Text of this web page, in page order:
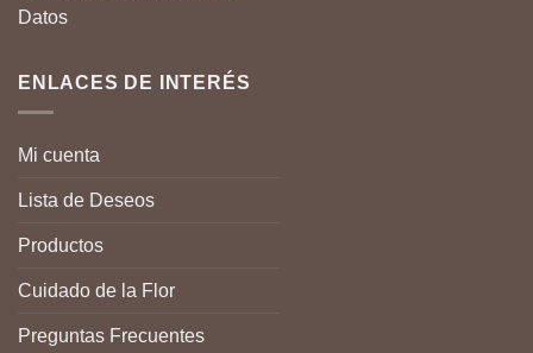
Datos
ENLACES DE INTERÉS
Mi cuenta
Lista de Deseos
Productos
Cuidado de la Flor
Preguntas Frecuentes